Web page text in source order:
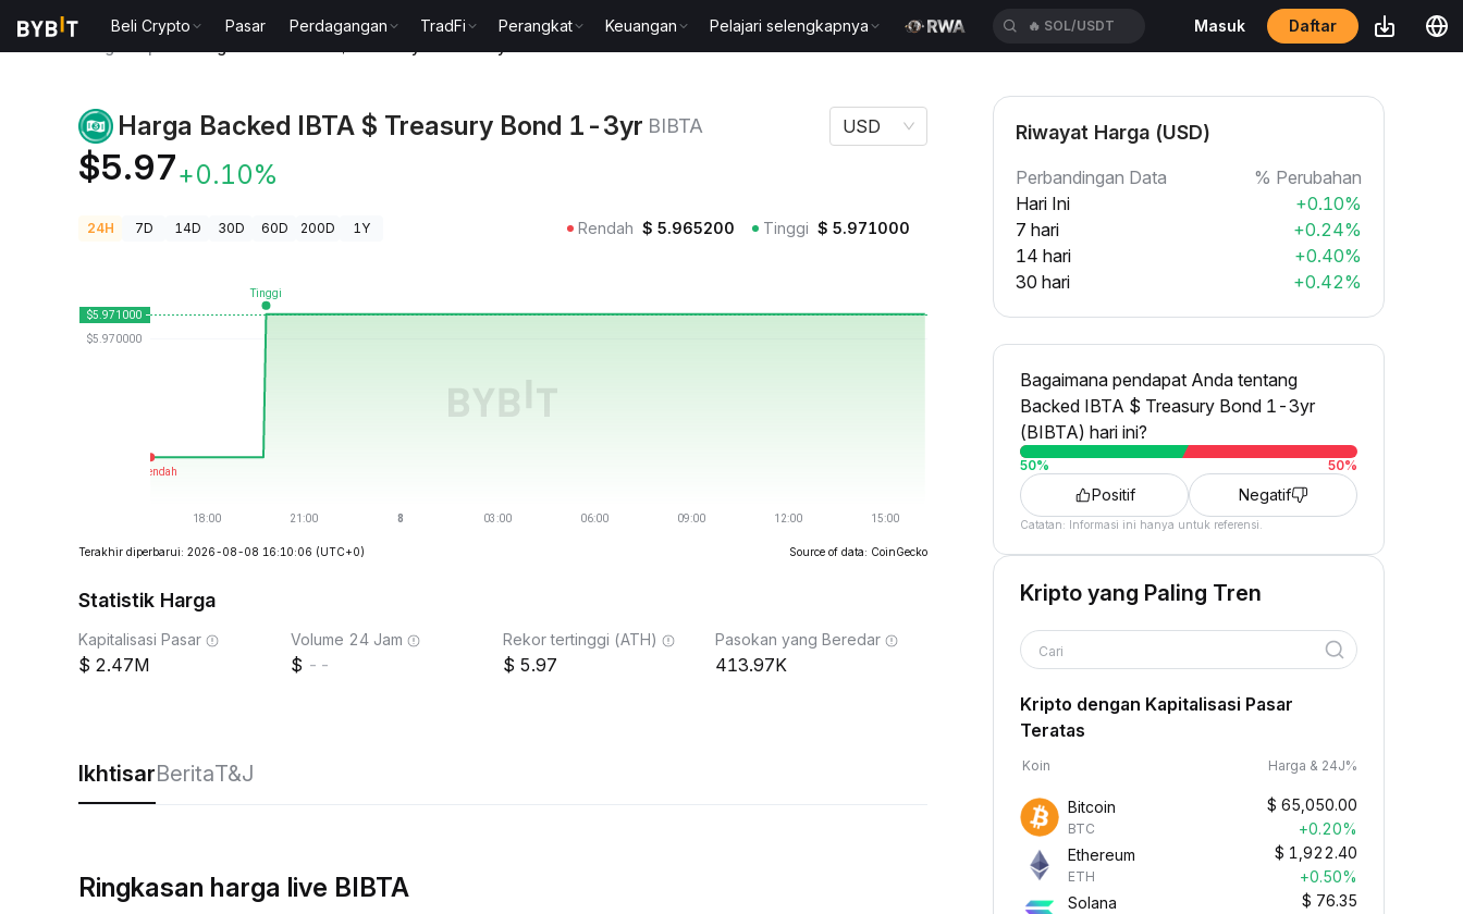
Beli Crypto Pasar Perdagangan TradFi Perangkat Keuangan Pelajari selengkapnya 🔥 SOL/USDT Masuk Daftar
Harga Backed IBTA $ Treasury Bond 1-3yr BIBTA
$5.97+0.10%
USD
24H 7D 14D 30D 60D 200D 1Y Rendah $ 5.965200 Tinggi $ 5.971000
Terakhir diperbarui: 2026-08-08 16:10:06 (UTC+0) Source of data: CoinGecko
Statistik Harga
Kapitalisasi Pasar
2.47M
Volume 24 Jam
--
Rekor tertinggi (ATH)
5.97
Pasokan yang Beredar
413.97K
IkhtisarBeritaT&J
Ringkasan harga live BIBTA
Riwayat Harga (USD)
Perbandingan Data
% Perubahan
Hari Ini
+0.10%
7 hari
+0.24%
14 hari
+0.40%
30 hari
+0.42%
Bagaimana pendapat Anda tentang
Backed IBTA $ Treasury Bond 1-3yr
(BIBTA) hari ini?
50% 50%
Positif Negatif
Catatan: Informasi ini hanya untuk referensi.
Kripto yang Paling Tren
Cari
Kripto dengan Kapitalisasi Pasar
Teratas
Koin Harga & 24J%
Bitcoin
BTC
$ 65,050.00
+0.20%
Ethereum
ETH
$ 1,922.40
+0.50%
Solana
$ 76.35